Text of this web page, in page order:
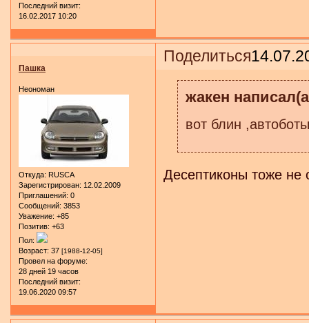
Последний визит:
16.02.2017 10:20
Поделиться
Пашка
Неономан
Откуда: RUSCA
Зарегистрирован: 12.02.2009
Приглашений: 0
Сообщений: 3853
Уважение: +85
Позитив: +63
Пол:
Возраст: 37 [1988-12-05]
Провел на форуме:
28 дней 19 часов
Последний визит:
19.06.2020 09:57
жакен
вот блин
Десептиконы тоже не